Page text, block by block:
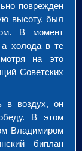
поврежден
высоту, был
В момент
а холода в те
на это
Советских
в воздух, он
В этом
Владимиром
биплан